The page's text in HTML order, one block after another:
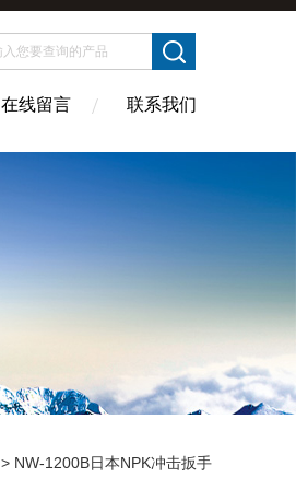
在线留言 联系我们
> NW-1200B日本NPK冲击扳手